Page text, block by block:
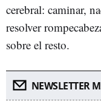
cerebral: caminar,
resolver
sobre el resto.
NEWSLETTER